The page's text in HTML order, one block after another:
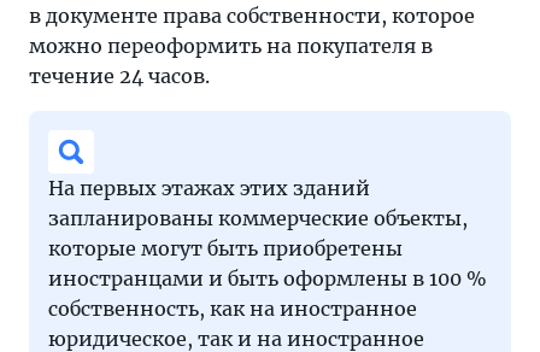
в документе права собственности, которое
можно переоформить на покупателя в
течение 24 часов.
На первых этажах этих зданий
запланированы коммерческие объекты,
которые могут быть приобретены
иностранцами и быть оформлены в 100 %
собственность, как на иностранное
юридическое, так и на иностранное